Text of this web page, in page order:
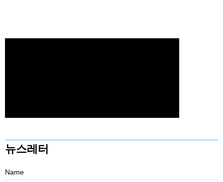
뉴스레터
Name